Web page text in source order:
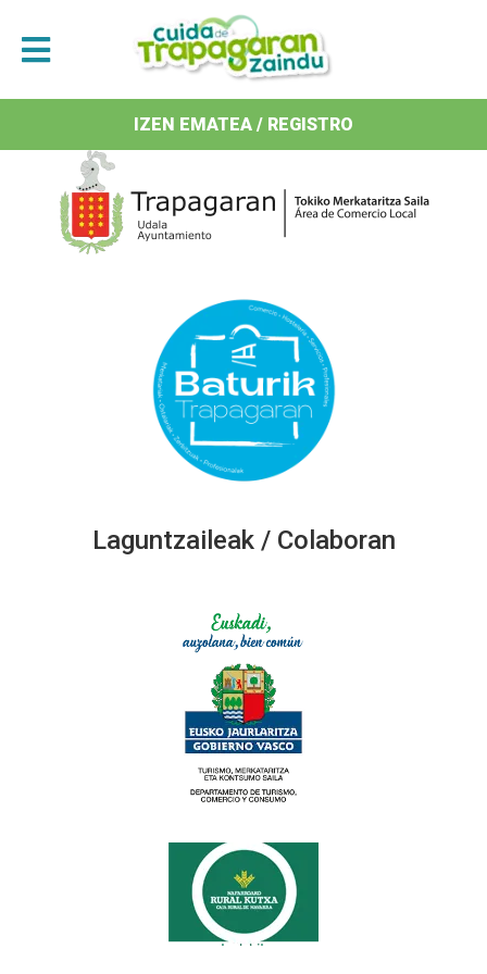
Antolatzaileak / Organizan
Laguntzaileak / Colaboran
IZEN EMATEA / REGISTRO